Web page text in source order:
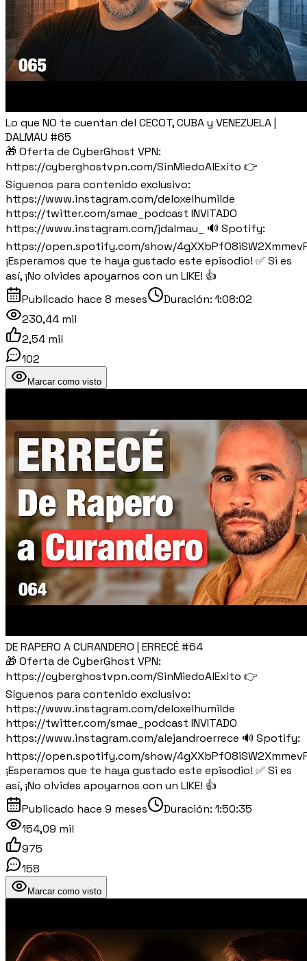
Lo que NO te cuentan del CECOT, CUBA y VENEZUELA |
DALMAU #65
🎁 Oferta de CyberGhost VPN:
https://cyberghostvpn.com/SinMiedoAlExito 👉
Síguenos para contenido exclusivo:
https://www.instagram.com/deloxelhumilde
https://twitter.com/smae_podcast INVITADO
https://www.instagram.com/jdalmau_ 🔊 Spotify:
https://open.spotify.com/show/
¡Esperamos que te haya gustado este episodio! ✅ Si es
así, ¡No olvides apoyarnos con un LIKE! 👍
Publicado hace 8 meses Duración: 1:08:02
230,44 mil
2,54 mil
102
Marcar como visto
DE RAPERO A CURANDERO | ERRECÉ #64
🎁 Oferta de CyberGhost VPN:
https://cyberghostvpn.com/SinMiedoAlExito 👉
Síguenos para contenido exclusivo:
https://www.instagram.com/deloxelhumilde
https://twitter.com/smae_podcast INVITADO
https://www.instagram.com/alejandroerrece 🔊 Spotify:
https://open.spotify.com/show/
¡Esperamos que te haya gustado este episodio! ✅ Si es
así, ¡No olvides apoyarnos con un LIKE! 👍
Publicado hace 9 meses Duración: 1:50:35
154,09 mil
975
158
Marcar como visto